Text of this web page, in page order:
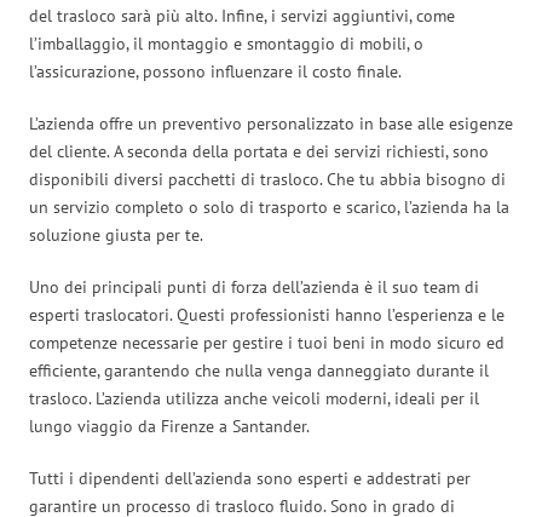
del trasloco sarà più alto. Infine, i servizi aggiuntivi, come
l’imballaggio, il montaggio e smontaggio di mobili, o
l’assicurazione, possono influenzare il costo finale.
L’azienda offre un preventivo personalizzato in base alle esigenze
del cliente. A seconda della portata e dei servizi richiesti, sono
disponibili diversi pacchetti di trasloco. Che tu abbia bisogno di
un servizio completo o solo di trasporto e scarico, l’azienda ha la
soluzione giusta per te.
Uno dei principali punti di forza dell’azienda è il suo team di
esperti traslocatori. Questi professionisti hanno l’esperienza e le
competenze necessarie per gestire i tuoi beni in modo sicuro ed
efficiente, garantendo che nulla venga danneggiato durante il
trasloco. L’azienda utilizza anche veicoli moderni, ideali per il
lungo viaggio da Firenze a Santander.
Tutti i dipendenti dell’azienda sono esperti e addestrati per
garantire un processo di trasloco fluido. Sono in grado di